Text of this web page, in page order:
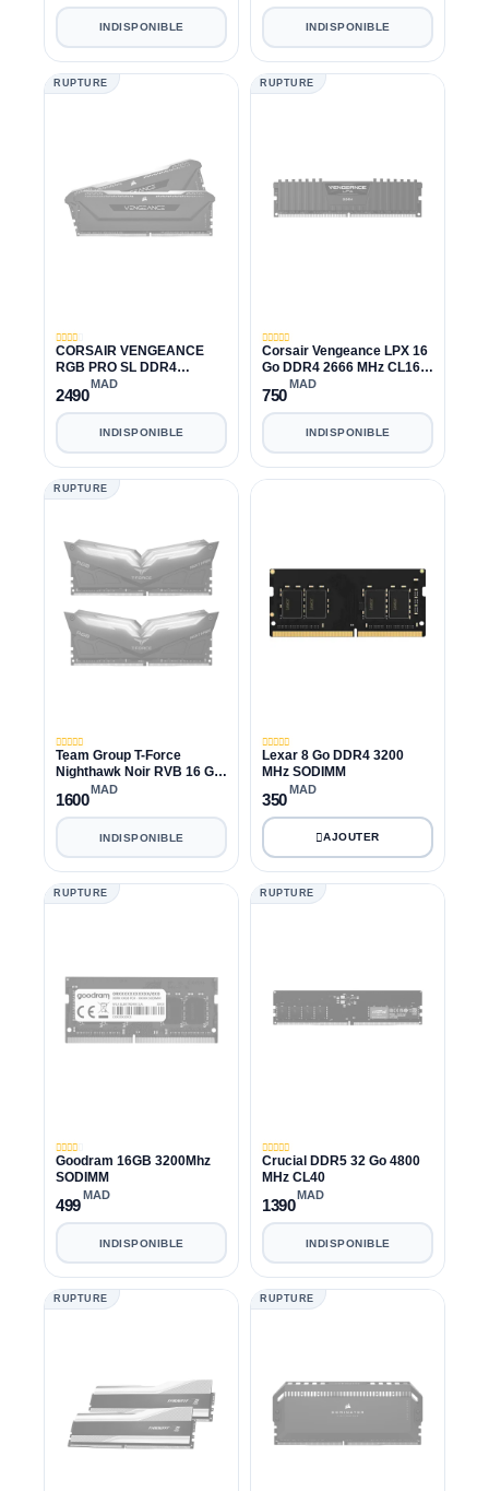
INDISPONIBLE INDISPONIBLE
RUPTURE
CORSAIR VENGEANCE
RGB PRO SL DDR4
3200MHZ 32GB 2x16GB
CL16
2490
MAD
INDISPONIBLE
RUPTURE
Corsair Vengeance LPX 16
Go DDR4 2666 MHz CL16
8x4GB
750
MAD
INDISPONIBLE
RUPTURE
Team Group T-Force
Nighthawk Noir RVB 16 Go
(2X8 Go) 3600 MHz CL18
1600
MAD
INDISPONIBLE
Lexar 8 Go DDR4 3200
MHz SODIMM
350
MAD
RUPTURE
Goodram 16GB 3200Mhz
SODIMM
499
MAD
INDISPONIBLE
RUPTURE
Crucial DDR5 32 Go 4800
MHz CL40
1390
MAD
INDISPONIBLE
RUPTURE RUPTURE